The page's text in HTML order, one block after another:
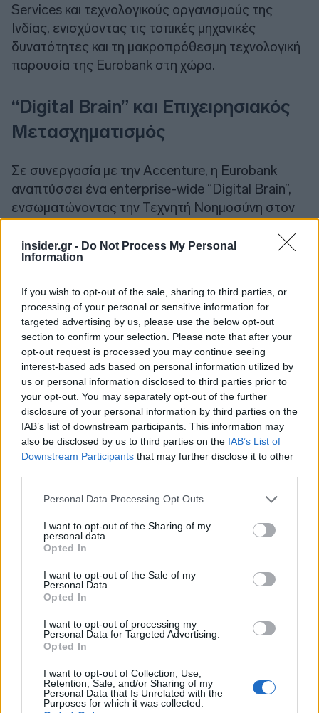
insider.gr - Do Not Process My Personal
Information
If you wish to opt-out of the sale, sharing to third parties, or
processing of your personal or sensitive information for
targeted advertising by us, please use the below opt-out
section to confirm your selection. Please note that after your
opt-out request is processed you may continue seeing
interest-based ads based on personal information utilized by
us or personal information disclosed to third parties prior to
your opt-out. You may separately opt-out of the further
disclosure of your personal information by third parties on the
IAB’s list of downstream participants. This information may
also be disclosed by us to third parties on the IAB’s List of
Downstream Participants that may further disclose it to other
Please note that this website/app uses one or more Google
not limited to your visit or usage behaviour. You may click to
grant or deny consent to Google and its third-party tags to
use your data for below specified purposes in below Google
consent section.
Personal Data Processing Opt Outs
I want to opt-out of the Sharing of my
personal data.
Opted In
I want to opt-out of the Sale of my
Personal Data.
Opted In
I want to opt-out of processing my
Personal Data for Targeted Advertising.
Opted In
I want to opt-out of Collection, Use,
Retention, Sale, and/or Sharing of my
Personal Data that Is Unrelated with the
Purposes for which it was collected.
Services και τεχνολογικούς οργανισμούς της
Ινδίας, ενισχύοντας τις τοπικές μηχανικές
δυνατότητες και τη μακροπρόθεσμη τεχνολογική
παρουσία της Eurobank στη χώρα.
“Digital Brain” και Επιχειρησιακός
Μετασχηματισμός
Σε συνεργασία με την Accenture, η Eurobank
αναπτύσσει ένα enterprise-wide “Digital Brain”,
ενσωματώνοντας την Τεχνητή Νοημοσύνη στον
λειτουργικών διαδικασιών.
στον ψηφιακό μετασχηματισμό του τραπεζικού
τομέα, αναβαθμίζοντας τα ψηφιακά κανάλια, τα
φυσικά σημεία επαφής και τον τεχνολογικό κορμό
της Τράπεζας μέσω ενός Digital Factory και ενός
Digital Leader Incubator παγκόσμιας κλάσης,
ενός AI-powered «Digital Brain» που
επανασχεδιάζει τις λειτουργίες, καθώς και ενός
GenAI-augmented κύκλου ζωής ανάπτυξης
λογισμικού (Software Development Lifecycle), ο